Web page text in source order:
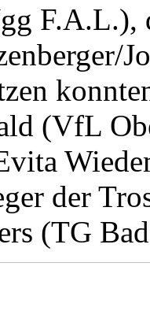
F.A.L.),
(VfL
der
(TG